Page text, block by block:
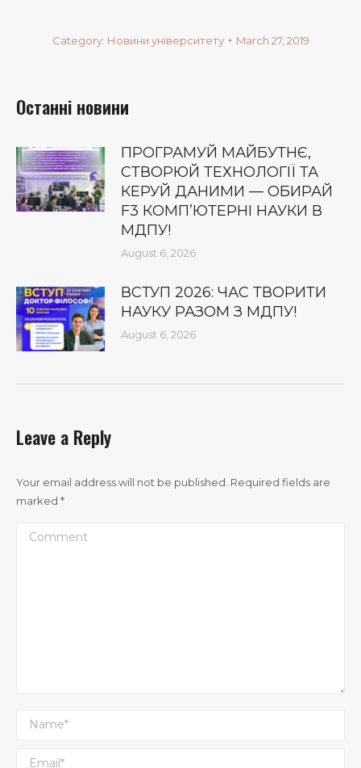
Category: Новини університету March 27, 2019
Останні новини
ПРОГРАМУЙ МАЙБУТНЄ,
СТВОРЮЙ ТЕХНОЛОГІЇ ТА
КЕРУЙ ДАНИМИ — ОБИРАЙ
F3 КОМП’ЮТЕРНІ НАУКИ В
МДПУ!
August 6, 2026
ВСТУП 2026: ЧАС ТВОРИТИ
НАУКУ РАЗОМ З МДПУ!
August 6, 2026
Leave a Reply
Your email address will not be published. Required fields are
marked *
Comment
Name *
Email *